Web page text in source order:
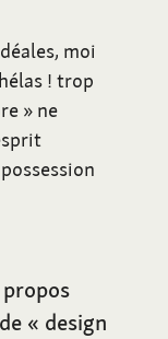
moi
! trop
» ne
« design